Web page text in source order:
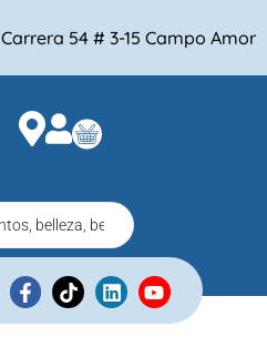
Carrera 54 # 3-15 Campo Amor